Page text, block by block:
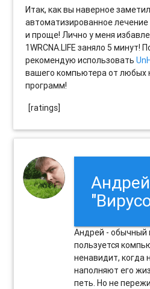
Итак, как вы наверное
автоматизированное
и проще! Лично у меня
1WRCNA.LIFE заняло 5 минут!
рекомендую использовать
вашего компьютера от любых
программ!
[ratings]
Андрей
Андрей - обычный
пользуется
ненавидит, когда
наполняют его
петь. Но не